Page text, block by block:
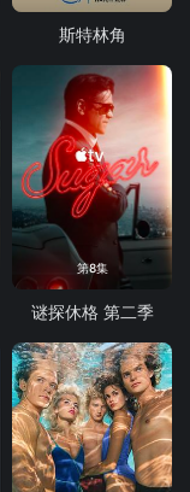
斯特林角
第8集
谜探休格 第二季